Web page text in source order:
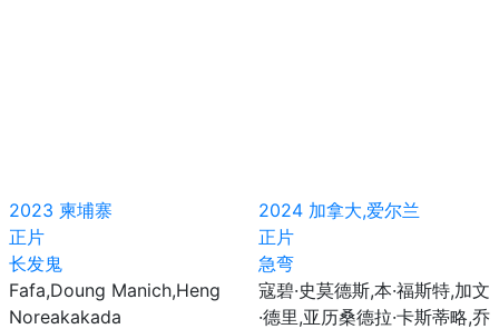
2023 柬埔寨
正片
长发鬼
Fafa,Doung Manich,Heng
Noreakakada
2024 加拿大,爱尔兰
正片
急弯
寇碧·史莫德斯,本·福斯特,加文
·德里,亚历桑德拉·卡斯蒂略,乔